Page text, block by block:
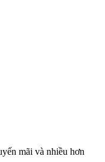
mãi và nhiều hơn